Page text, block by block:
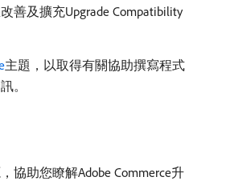
善及擴充Upgrade Compatibility
主題，以取得有關協助撰寫程式
。
協助您瞭解Adobe Commerce升